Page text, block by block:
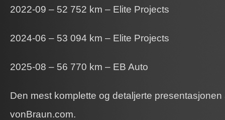
2022-09 – 52 752 km – Elite Projects
2024-06 – 53 094 km – Elite Projects
2025-08 – 56 770 km – EB Auto
Den mest komplette og detaljerte
vonBraun.com.